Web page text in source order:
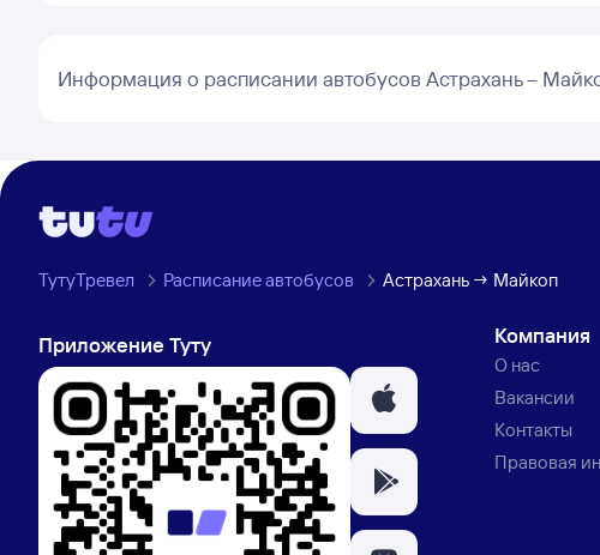
Информация о расписании автобусов Астрахань –
ТутуТревел Расписание автобусов Астрахань → Майкоп
Приложение Туту Компания
О нас
Вакансии
Контакты
Правовая